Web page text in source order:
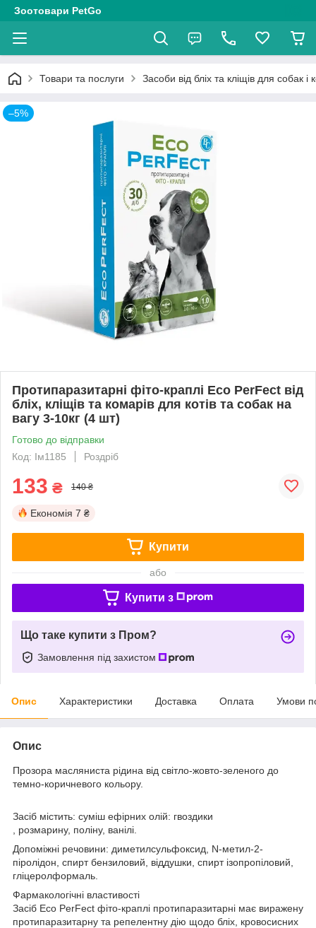
Зоотовари PetGo
Товари та послуги Засоби від бліх та кліщів для собак і
–5%
Протипаразитарні фіто-краплі Eco PerFect від
бліх, кліщів та комарів для котів та собак на
вагу 3-10кг (4 шт)
Готово до відправки
Код: Ім1185
Роздріб
133 ₴ 140 ₴
Економія 7 ₴
Купити
або
Купити з
Що таке купити з Пром?
Замовлення під захистом
Опис Характеристики Доставка Оплата Умови
Опис
Прозора масляниста рідина від світло-жовто-зеленого до
темно-коричневого кольору.
Засіб містить: суміш ефірних олій: гвоздики
, розмарину, поліну, ванілі.
Допоміжні речовини: диметилсульфоксид, N-метил-2-
піролідон, спирт бензиловий, віддушки, спирт ізопропіловий,
гліцеролформаль.
Фармакологічні властивості
Засіб Eco PerFect фіто-краплі протипаразитарні має виражену
протипаразитарну та репелентну дію щодо бліх, кровосисних